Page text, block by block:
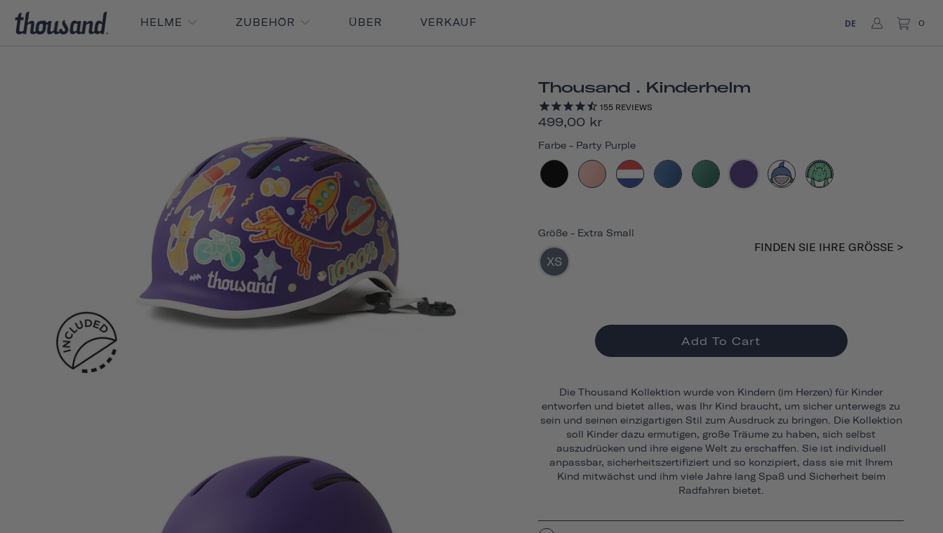
HELME ZUBEHÖR ÜBER VERKAUF DE 0
Thousand . Kinderhelm
155 REVIEWS
499,00 kr
Farbe - Party Purple
Größe - Extra Small
XS
FINDEN SIE IHRE GRÖSSE >
Add To Cart
Die Thousand Kollektion wurde von Kindern (im Herzen) für Kinder
entworfen und bietet alles, was Ihr Kind braucht, um sicher unterwegs zu
sein und seinen einzigartigen Stil zum Ausdruck zu bringen. Die Kollektion
soll Kinder dazu ermutigen, große Träume zu haben, sich selbst
auszudrücken und ihre eigene Welt zu erschaffen. Sie ist individuell
anpassbar, sicherheitszertifiziert und so konzipiert, dass sie mit Ihrem
Kind mitwächst und ihm viele Jahre lang Spaß und Sicherheit beim
Radfahren bietet.